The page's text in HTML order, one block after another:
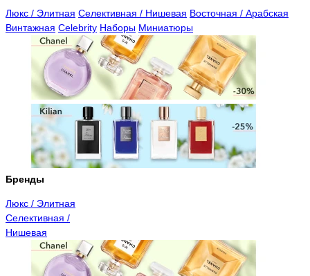
Люкс / Элитная Селективная / Нишевая Восточная / Арабская
Винтажная Celebrity Наборы Миниатюры
Бренды
Люкс / Элитная
Селективная /
Нишевая